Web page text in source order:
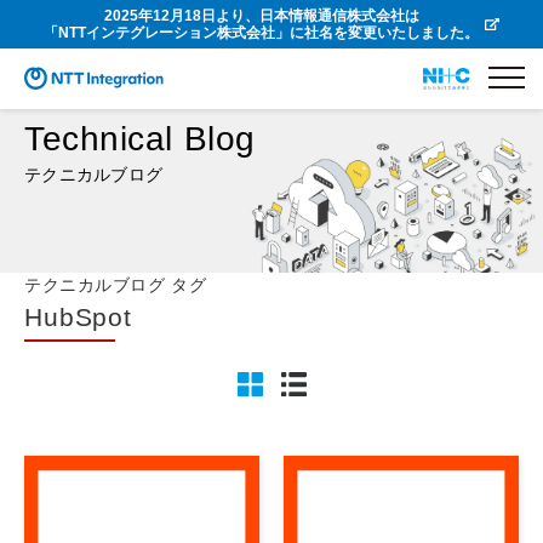
2025年12月18日より、日本情報通信株式会社は
「NTTインテグレーション株式会社」に社名を変更いたしました。
Technical Blog
テクニカルブログ
テクニカルブログ タグ
HubSpot